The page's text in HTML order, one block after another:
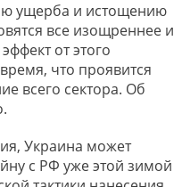
ущерба и истощению
все изощреннее и
от этого
что проявится
всего сектора. Об
Украина может
с РФ уже этой зимой